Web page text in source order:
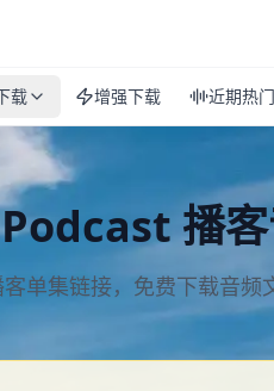
载 增强下载 近期热
播
单集链接，免费下载音频